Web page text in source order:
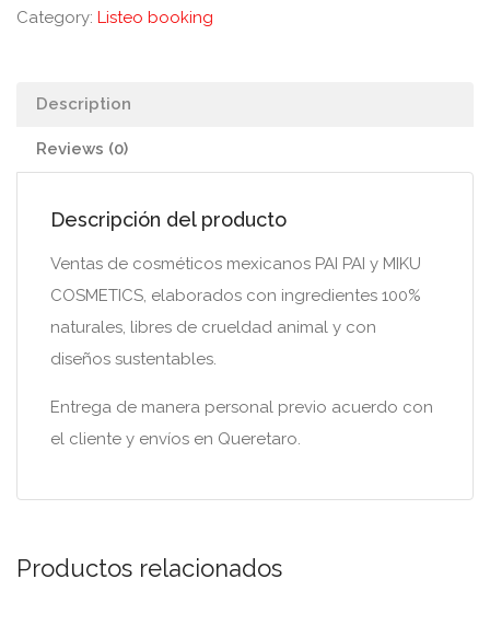
Category: Listeo booking
Description
Reviews (0)
Descripción del producto
Ventas de cosméticos mexicanos PAI PAI y MIKU
COSMETICS, elaborados con ingredientes 100%
naturales, libres de crueldad animal y con
diseños sustentables.
Entrega de manera personal previo acuerdo con
el cliente y envíos en Queretaro.
Productos relacionados